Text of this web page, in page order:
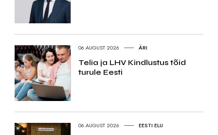
06.AUGUST 2026 ÄRI
Telia ja LHV Kindlustus tõid
turule Eesti
06.AUGUST 2026 EESTI ELU